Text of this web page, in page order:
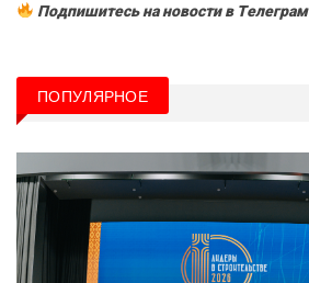
Подпишитесь на новости в Tелеграм
ПОПУЛЯРНОЕ